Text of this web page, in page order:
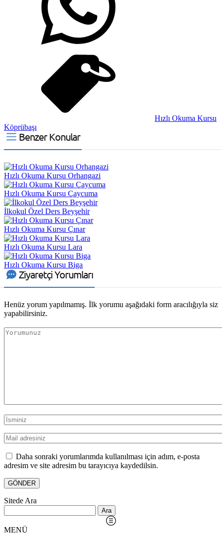
Hızlı Okuma Kursu
Köprübaşı
Benzer Konular
Hızlı Okuma Kursu Orhangazi
Hızlı Okuma Kursu Çaycuma
İlkokul Özel Ders Beyşehir
Hızlı Okuma Kursu Çınar
Hızlı Okuma Kursu Lara
Hızlı Okuma Kursu Biga
Ziyaretçi Yorumları
Henüz yorum yapılmamış. İlk yorumu aşağıdaki form aracılığıyla siz
yapabilirsiniz.
Daha sonraki yorumlarımda kullanılması için adım, e-posta
adresim ve site adresim bu tarayıcıya kaydedilsin.
Sitede Ara
MENÜ